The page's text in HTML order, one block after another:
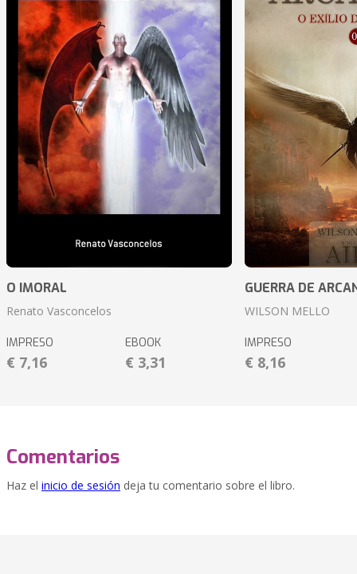
O IMORAL
Renato Vasconcelos
IMPRESO
€ 7,16
EBOOK
€ 3,31
GUERRA DE
WILSON MELLO
IMPRESO
€ 8,16
Comentarios
Haz el inicio de sesión deja tu comentario sobre el libro.